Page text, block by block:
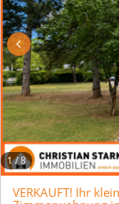
1/8
VERKAUFT! Ihr